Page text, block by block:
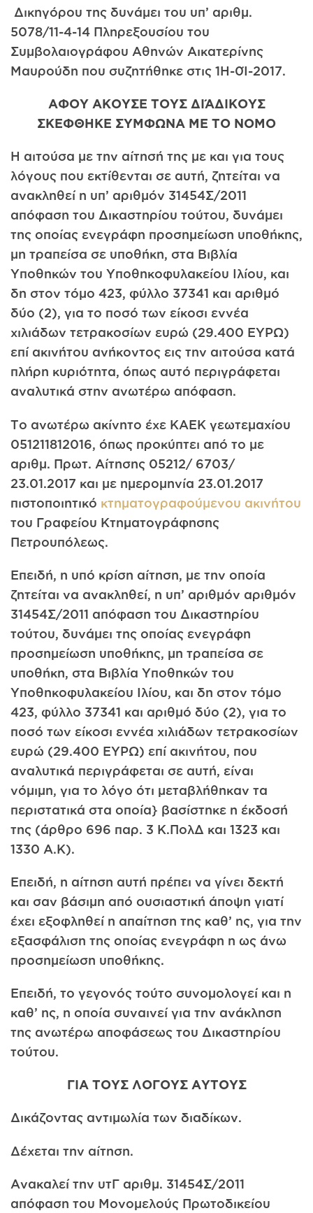
Δικηγόρου της δυνάμει του υπ’ αριθμ.
5078/11-4-14 Πληρεξουσίου του
Συμβολαιογράφου Αθηνών Αικατερίνης
Μαυρούδη που συζητήθηκε στις 1Η-0Ί-2017.
ΑΦΟΥ ΑΚΟΥΣΕ ΤΟΥΣ ΔΙΆΔΙΚΟΥΣ
ΣΚΕΦΘΗΚΕ ΣΥΜΦΩΝΑ ΜΕ ΤΟ ΝΟΜΟ
Η αιτούσα με την αίτησή της με και για τους
λόγους που εκτίθενται σε αυτή, ζητείται να
ανακληθεί η υπ’ αριθμόν 31454Σ/2011
απόφαση του Δικαστηρίου τούτου, δυνάμει
της οποίας ενεγράφη προσημείωση υποθήκης,
μη τραπείσα σε υποθήκη, στα Βιβλία
Υποθηκών του Υποθηκοφυλακείου Ιλίου, και
δη στον τόμο 423, φύλλο 37341 και αριθμό
δύο (2), για το ποσό των είκοσι εννέα
χιλιάδων τετρακοσίων ευρώ (29.400 ΕΥΡΩ)
επί ακινήτου ανήκοντος εις την αιτούσα κατά
πλήρη κυριότητα, όπως αυτό περιγράφεται
αναλυτικά στην ανωτέρω απόφαση.
Το ανωτέρω ακίνητο έχε ΚΑΕΚ γεωτεμαχίου
051211812016, όπως προκύπτει από το με
αριθμ. Πρωτ. Αίτησης 05212/ 6703/
23.01.2017 και με ημερομηνία 23.01.2017
πιστοποιητικό κτηματογραφούμενου ακινήτου
του Γραφείου Κτηματογράφησης
Πετρουπόλεως.
Επειδή, η υπό κρίση αίτηση, με την οποία
ζητείται να ανακληθεί, η υπ’ αριθμόν αριθμόν
31454Σ/2011 απόφαση του Δικαστηρίου
τούτου, δυνάμει της οποίας ενεγράφη
προσημείωση υποθήκης, μη τραπείσα σε
υποθήκη, στα Βιβλία Υποθηκών του
Υποθηκοφυλακείου Ιλίου, και δη στον τόμο
423, φύλλο 37341 και αριθμό δύο (2), για το
ποσό των είκοσι εννέα χιλιάδων τετρακοσίων
ευρώ (29.400 ΕΥΡΩ) επί ακινήτου, που
αναλυτικά περιγράφεται σε αυτή, είναι
νόμιμη, για το λόγο ότι μεταβλήθηκαν τα
περιστατικά στα οποία} βασίστηκε η έκδοσή
της (άρθρο 696 παρ. 3 Κ.ΠολΔ και 1323 και
1330 Α.Κ).
Επειδή, η αίτηση αυτή πρέπει να γίνει δεκτή
και σαν βάσιμη από ουσιαστική άποψη γιατί
έχει εξοφληθεί η απαίτηση της καθ’ ης, για την
εξασφάλιση της οποίας ενεγράφη η ως άνω
προσημείωση υποθήκης.
Επειδή, το γεγονός τούτο συνομολογεί και η
καθ’ ης, η οποία συναινεί για την ανάκληση
της ανωτέρω αποφάσεως του Δικαστηρίου
τούτου.
ΓΙΑ ΤΟΥΣ ΛΟΓΟΥΣ ΑΥΤΟΥΣ
Δικάζοντας αντιμωλία των διαδίκων.
Δέχεται την αίτηση.
Ανακαλεί την υτΓ αριθμ. 31454Σ/2011
απόφαση του Μονομελούς Πρωτοδικείου